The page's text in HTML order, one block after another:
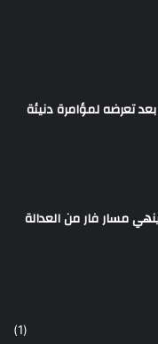
بعد تعرضه لمؤامرة دنيئة
مسار فار من العدالة
(1)